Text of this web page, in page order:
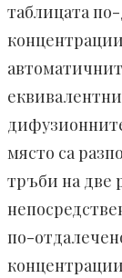
таблицата
място са
тръби на две
по-